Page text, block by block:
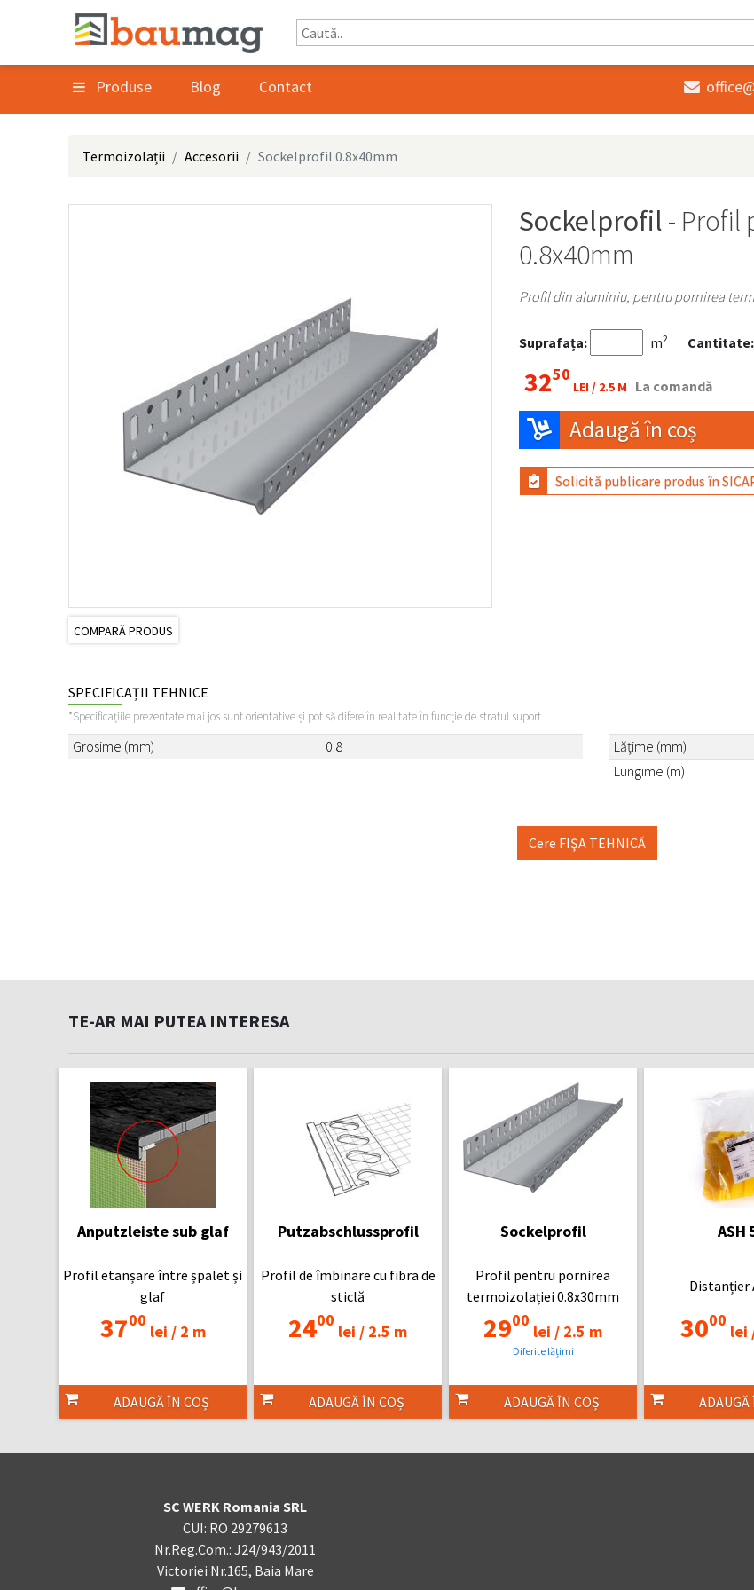
Produse Blog Contact 
Termoizolații Accesorii Sockelprofil 0.8x40mm
COMPARĂ PRODUS
Sockelprofil - Profil
0.8x40mm
Profil din aluminiu, pentru pornirea
Suprafața: m2 Cantitate:
3250
LEI / 2.5 M La comandă
Adaugă în coș
Solicită publicare produs în
SPECIFICAȚII TEHNICE
*Specificațiile prezentate mai jos sunt orientative și pot să difere în realitate în funcție de stratul suport
Grosime (mm) 0.8 Lățime (mm)
Lungime (m)
Cere FIŞA TEHNICĂ
TE-AR MAI PUTEA INTERESA
Anputzleiste sub glaf
Profil etanșare între șpalet și
glaf
3700
lei /2 m
ADAUGĂ ÎN COȘ
Putzabschlussprofil
Profil de îmbinare cu fibra de
sticlă
2400
lei / 2.5 m
ADAUGĂ ÎN COȘ
Sockelprofil
Profil pentru pornirea
termoizolației 0.8x30mm
2900
lei / 2.5 m
Diferite lățimi
ADAUGĂ ÎN COȘ
ASH
Distanțier
3000
lei
ADAUGĂ
SC WERK Romania SRL
CUI: RO 29279613
Nr.Reg.Com.: J24/943/2011
Victoriei Nr.165, Baia Mare